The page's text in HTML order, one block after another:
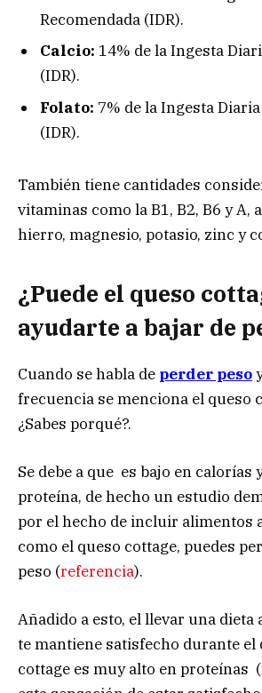
Recomendada (IDR).
Calcio: 14% de la Ingesta
(IDR).
Folato: 7% de la Ingesta
(IDR).
También tiene cantidades
vitaminas como la B1, B2, B6 y A,
hierro, magnesio, potasio, zinc y
¿Puede el queso
ayudarte a bajar de
Cuando se habla de perder peso
frecuencia se menciona el queso
¿Sabes porqué?.
Se debe a que es bajo en calorías
proteína, de hecho un estudio
por el hecho de incluir alimentos
como el queso cottage, puedes
peso (referencia).
Añadido a esto, el llevar una dieta
te mantiene satisfecho durante el
cottage es muy alto en proteínas (